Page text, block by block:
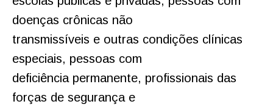
doenças crônicas não
transmissíveis e outras condições clínicas
especiais, pessoas com
deficiência permanente, profissionais das
forças de segurança e